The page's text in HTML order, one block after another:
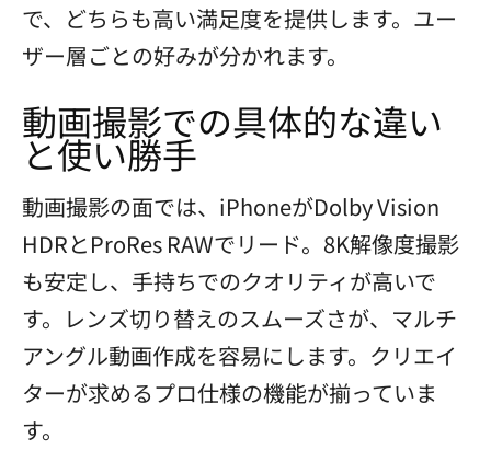
で、どちらも高い満足度を提供します。ユー
ザー層ごとの好みが分かれます。
動画撮影での具体的な違い
と使い勝手
動画撮影の面では、iPhoneがDolby Vision
HDRとProRes RAWでリード。8K解像度撮影
も安定し、手持ちでのクオリティが高いで
す。レンズ切り替えのスムーズさが、マルチ
アングル動画作成を容易にします。クリエイ
ターが求めるプロ仕様の機能が揃っていま
す。